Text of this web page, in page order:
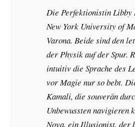
Die Perfektionistin Libby
New York University of
Varona. Beide sind den
der Physik auf der Spur.
intuitiv die Sprache des
vor Magie nur so bebt.
Kamali, die souverän
Unbewussten navigieren
Nova, ein Illusionist, der